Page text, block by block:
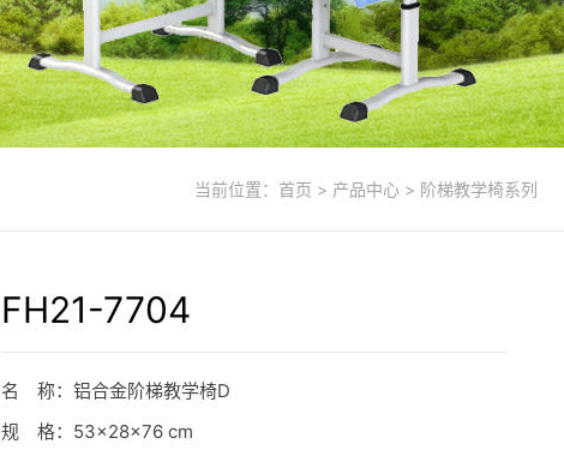
当前位置： 首页 > 产品中心 > 阶梯教学椅系列
FH21-7704
名 称：铝合金阶梯教学椅D
规 格：53×28×76 cm